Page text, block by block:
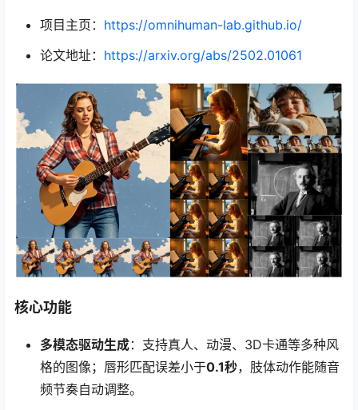
项目主页： https://omnihuman-lab.github.io/
论文地址： https://arxiv.org/abs/2502.01061
核心功能
多模态驱动生成：支持真人、动漫、3D卡通等多种风
格的图像；唇形匹配误差小于0.1秒，肢体动作能随音
频节奏自动调整。